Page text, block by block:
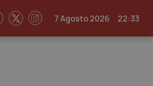
7 Agosto 2026 22:33